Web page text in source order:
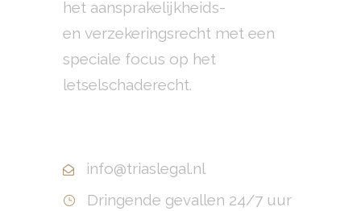
het aansprakelijkheids-
en verzekeringsrecht met een
speciale focus op het
letselschaderecht.
info@triaslegal.nl
Dringende gevallen 24/7 uur